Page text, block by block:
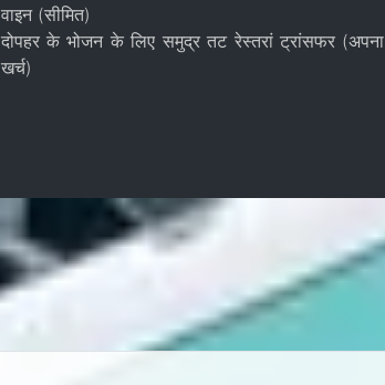
वाइन (सीमित)
दोपहर के भोजन के लिए समुद्र तट रेस्तरां ट्रांसफर (अपना
खर्च)